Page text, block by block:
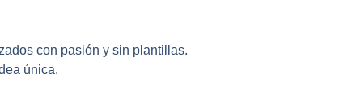
con pasión y sin plantillas.
única.